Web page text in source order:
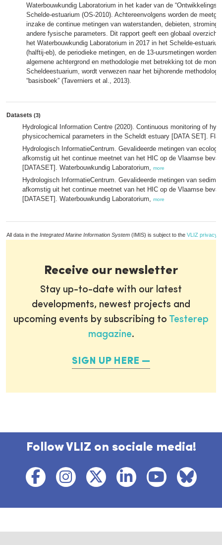
Waterbouwkundig Laboratorium in het kader van de
Schelde-estuarium (OS-2010). Achtereenvolgens worden de
inzake de continue metingen van waterstanden, debieten,
andere fysische parameters. Dit rapport geeft een globaal
het Waterbouwkundig Laboratorium in 2017 in het Schelde-
(halftij-eb), de periodieke metingen, en de 13-uursmetingen worden
algemene achtergrond en methodologie met betrekking tot de
Scheldeestuarium, wordt verwezen naar het bijhorende
“basisboek” (Taverniers et al., 2013).
Datasets (3)
Hydrological Information Centre (2020). Continuous monitoring of
physicochemical parameters in the Scheldt estuary [DATA SET].
Hydrologisch InformatieCentrum. Gevalideerde metingen van
afkomstig uit het continue meetnet van het HIC op de Vlaamse
[DATASET]. Waterbouwkundig Laboratorium, more
Hydrologisch InformatieCentrum. Gevalideerde metingen van
afkomstig uit het continue meetnet van het HIC op de Vlaamse
[DATASET]. Waterbouwkundig Laboratorium, more
All data in the Integrated Marine Information System (IMIS) is subject to the VLIZ privacy
Receive our newsletter
Stay up-to-date with our latest
developments, newest projects and
upcoming events by subscribing to Testerep
magazine.
SIGN UP HERE
Follow VLIZ on sociale media!